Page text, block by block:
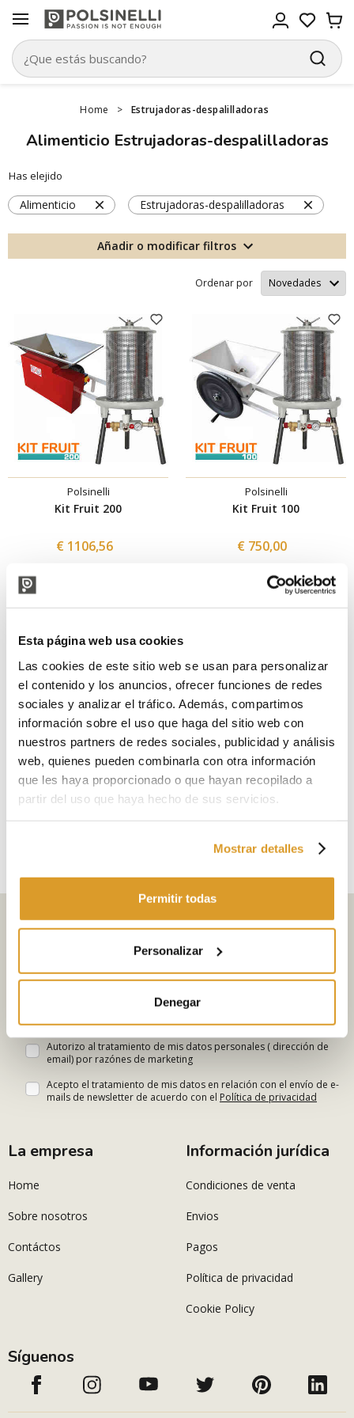
Esta página web usa cookies
Las cookies de este sitio web se usan para personalizar
el contenido y los anuncios, ofrecer funciones de redes
sociales y analizar el tráfico. Además, compartimos
información sobre el uso que haga del sitio web con
nuestros partners de redes sociales, publicidad y análisis
web, quienes pueden combinarla con otra información
que les haya proporcionado o que hayan recopilado a
partir del uso que haya hecho de sus servicios.
Mostrar detalles
Permitir todas
Personalizar
Denegar
Home > Estrujadoras-despalilladoras
Alimenticio Estrujadoras-despalilladoras
Has elejido
Alimenticio Estrujadoras-despalilladoras
Añadir o modificar filtros
Ordenar por
Polsinelli
Kit Fruit 200
€ 1106,56
Polsinelli
Kit Fruit 100
€ 750,00
Polsinelli
Desgranadora de fruta
Polsinelli
Estrujadora de fruta A
Suscríbete pronto a la newsletter
Autorizo al tratamiento de mis datos personales ( dirección de
email) por razónes de marketing
Acepto el tratamiento de mis datos en relación con el envío de e-
mails de newsletter de acuerdo con el Política de privacidad
La empresa
Home
Sobre nosotros
Contáctos
Gallery
Información jurídica
Condiciones de venta
Envios
Pagos
Política de privacidad
Cookie Policy
Síguenos